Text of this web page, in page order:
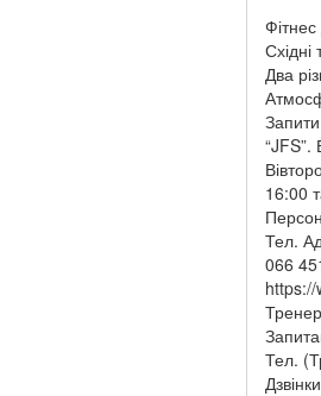
Фітнес
Два
16:00
Тел.
066
Тел.